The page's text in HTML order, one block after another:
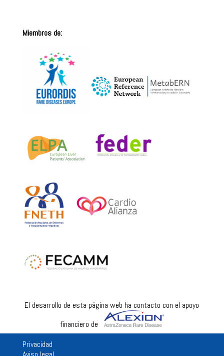
Miembros de:
El desarrollo de esta página web ha contacto con el apoyo
financiero de
Privacidad